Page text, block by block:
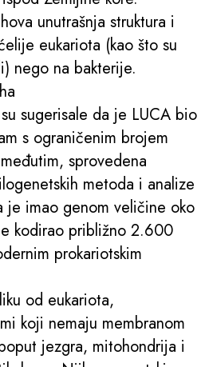
unutrašnja struktura i
eukariota (kao što su
nego na bakterije.
sugerisale da je LUCA bio
s ograničenim brojem
sprovedena
metoda i analize
je imao genom veličine oko
kodirao približno 2.600
prokariotskim
od eukariota,
koji nemaju membranom
jezgra, mitohondrija i